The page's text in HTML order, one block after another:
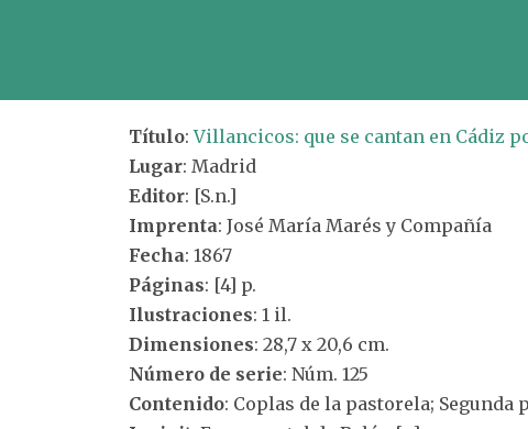
Título:Villancicos: que se cantan en Cádiz
Lugar: Madrid
Editor: [S.n.]
Imprenta: José María Marés y Compañía
Fecha: 1867
Páginas: [4] p.
Ilustraciones: 1 il.
Dimensiones: 28,7 x 20,6 cm.
Número de serie: Núm. 125
Contenido: Coplas de la pastorela; Segunda